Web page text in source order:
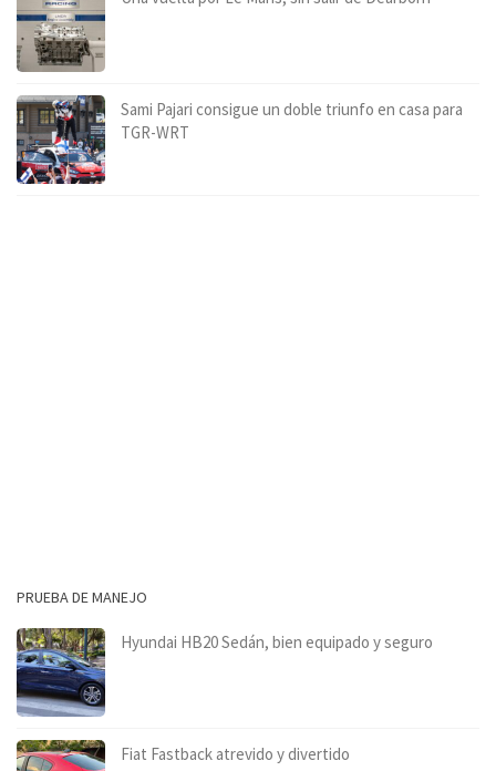
Sami Pajari consigue un doble triunfo en casa para
TGR-WRT
PRUEBA DE MANEJO
Hyundai HB20 Sedán, bien equipado y seguro
Fiat Fastback atrevido y divertido